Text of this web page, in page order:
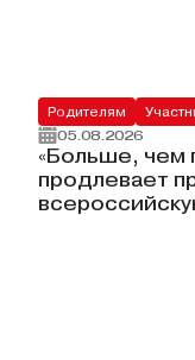
Родителям
05.08.2026
«Больше, чем
продлевает